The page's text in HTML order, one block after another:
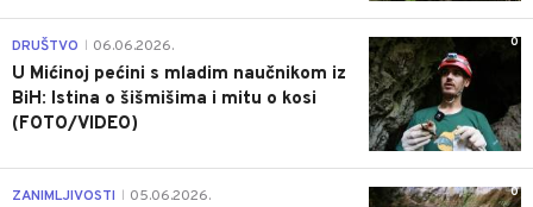
0
DRUŠTVO 06.06.2026.
U Mićinoj pećini s mladim naučnikom iz
BiH: Istina o šišmišima i mitu o kosi
(FOTO/VIDEO)
0
ZANIMLJIVOSTI 05.06.2026.